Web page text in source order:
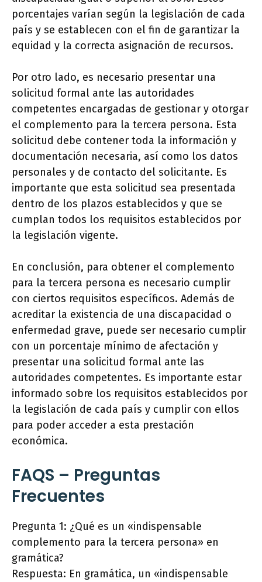
porcentajes varían según la legislación de cada
país y se establecen con el fin de garantizar la
equidad y la correcta asignación de recursos.
Por otro lado, es necesario presentar una
solicitud formal ante las autoridades
competentes encargadas de gestionar y otorgar
el complemento para la tercera persona. Esta
solicitud debe contener toda la información y
documentación necesaria, así como los datos
personales y de contacto del solicitante. Es
importante que esta solicitud sea presentada
dentro de los plazos establecidos y que se
cumplan todos los requisitos establecidos por
la legislación vigente.
En conclusión, para obtener el complemento
para la tercera persona es necesario cumplir
con ciertos requisitos específicos. Además de
acreditar la existencia de una discapacidad o
enfermedad grave, puede ser necesario cumplir
con un porcentaje mínimo de afectación y
presentar una solicitud formal ante las
autoridades competentes. Es importante estar
informado sobre los requisitos establecidos por
la legislación de cada país y cumplir con ellos
para poder acceder a esta prestación
económica.
FAQS – Preguntas
Frecuentes
Pregunta 1: ¿Qué es un «indispensable
complemento para la tercera persona» en
gramática?
Respuesta: En gramática, un «indispensable